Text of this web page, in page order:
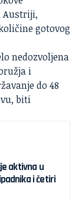
Austriji,
gotovog
nedozvoljena
i
do 48
biti
aktivna u
i četiri